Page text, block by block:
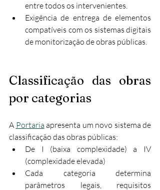
entre todos os intervenientes.
Exigência de entrega de elementos
compatíveis com os sistemas digitais
de monitorização de obras públicas.
Classificação das obras
por categorias
A Portaria apresenta um novo sistema de
classificação das obras públicas:
De I (baixa complexidade) a IV
(complexidade elevada)
Cada categoria determina
parâmetros legais, requisitos